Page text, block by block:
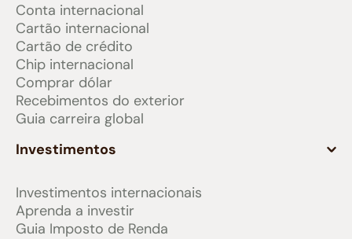
Conta internacional
Cartão internacional
Cartão de crédito
Chip internacional
Comprar dólar
Recebimentos do exterior
Guia carreira global
Investimentos
Investimentos internacionais
Aprenda a investir
Guia Imposto de Renda